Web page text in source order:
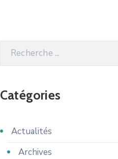
Catégories
Actualités
Archives